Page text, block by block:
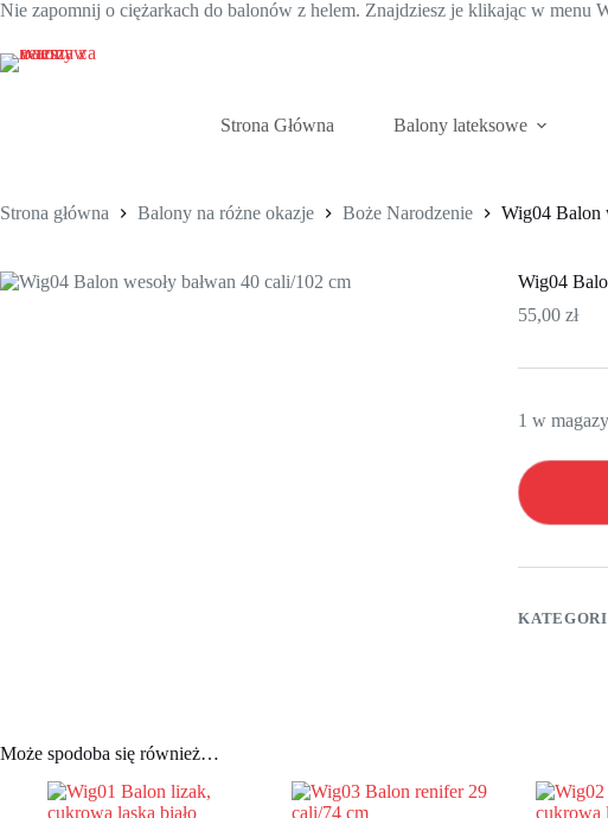
Nie zapomnij o ciężarkach do balonów z helem. Znajdziesz je klikając w menu
Przejdź
Strona Główna
Balony lateksowe
Strona główna Balony na różne okazje Boże Narodzenie Wig04 Balon
Wig04
55,00zł
1 w
Może spodoba się również…